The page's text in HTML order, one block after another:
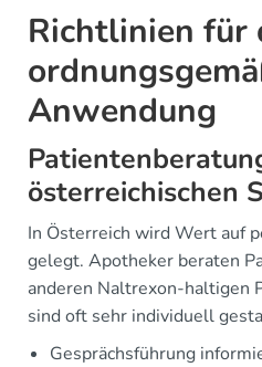
Richtlinien für
Anwendung
österreichischen
In Österreich wird Wert auf
gelegt. Apotheker beraten
anderen Naltrexon-haltigen
sind oft sehr individuell
Gesprächsführung